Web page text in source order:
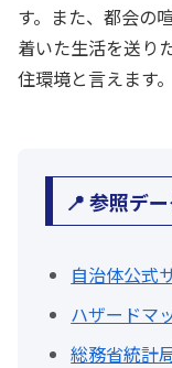
す。また、都会の
着いた生活を送り
住環境と言えます。
📍 参照デ
自治体公式
ハザードマ
総務省統計